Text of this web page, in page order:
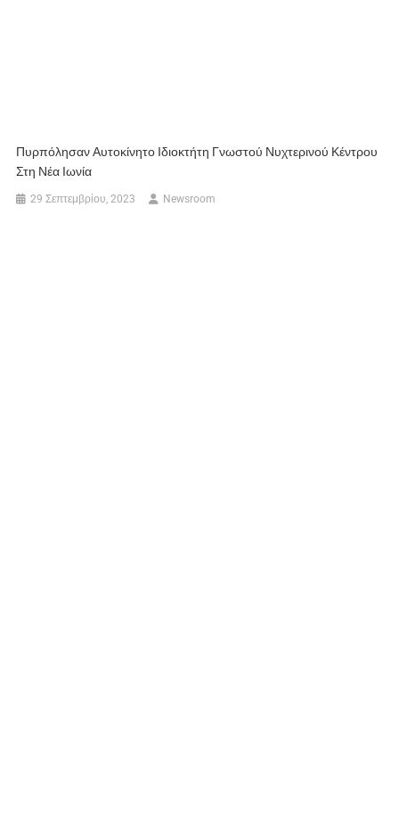
Πυρπόλησαν Αυτοκίνητο Ιδιοκτήτη Γνωστού Νυχτερινού Κέντρου
Στη Νέα Ιωνία
29 Σεπτεμβρίου, 2023 Newsroom